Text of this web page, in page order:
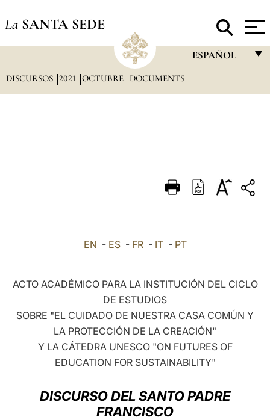
La SANTA SEDE
ESPAÑOL
DEUTSCH
LATINE
DISCURSOS 2021 OCTUBRE DOCUMENTS
EN - ES- FR- IT- PT
ACTO ACADÉMICO PARA LA INSTITUCIÓN DEL CICLO
DE ESTUDIOS
SOBRE "EL CUIDADO DE NUESTRA CASA COMÚN Y
LA PROTECCIÓN DE LA CREACIÓN"
Y LA CÁTEDRA UNESCO "ON FUTURES OF
EDUCATION FOR SUSTAINABILITY"
DISCURSO DEL SANTO PADRE
FRANCISCO